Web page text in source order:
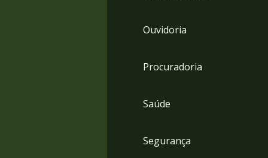
Ouvidoria
Procuradoria
Saúde
Segurança